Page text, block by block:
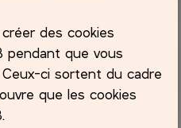
des cookies
pendant que vous
ci sortent du cadre
que les cookies